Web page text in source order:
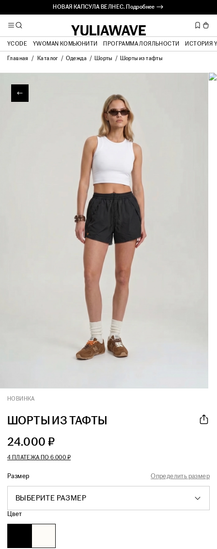
НОВАЯ КАПСУЛА ВЕЛНЕС. Подробнее ⟶
YCODE YWOMAN КОМЬЮНИТИ ПРОГРАММА ЛОЯЛЬНОСТИ ИСТОРИЯ
Главная Каталог Одежда Шорты Шорты из тафты
НОВИНКА
ШОРТЫ ИЗ ТАФТЫ
24.000 ₽
4 ПЛАТЕЖА ПО6.000 ₽
Размер Определить размер
ВЫБЕРИТЕ РАЗМЕР
Цвет